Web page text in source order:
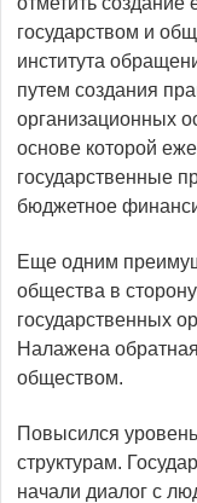
государством и
института
путем создания
организационных
основе которой
государственные
бюджетное
Еще одним
общества в
государственных
Налажена
обществом.
Повысился
структурам.
начали диалог с